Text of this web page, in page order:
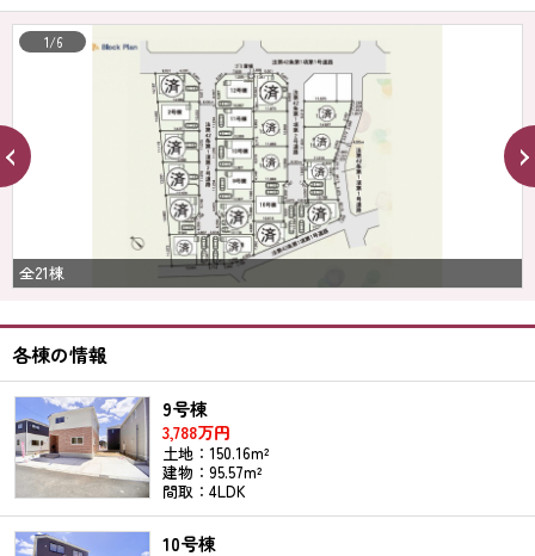
全21棟
1/6
各棟の情報
9号棟
3,788万円
土地：150.16m²
建物：95.57m²
間取：4LDK
10号棟